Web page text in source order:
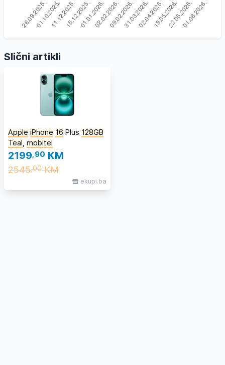
Slični artikli
Apple iPhone 16 Plus 128GB
Teal mobitel
2199,90 KM
2545,00KM
ekupi.ba